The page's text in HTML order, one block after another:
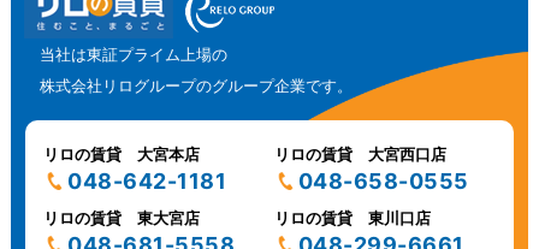
当社は東証プライム上場の
株式会社リログループのグループ企業です。
リロの賃貸 大宮本店
048-642-1181
リロの賃貸 大宮西口店
048-658-0555
リロの賃貸 東大宮店 リロの賃貸 東川口店